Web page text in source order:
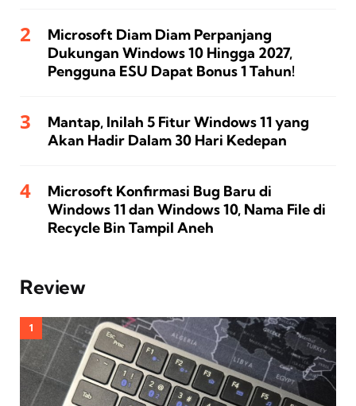
Microsoft Diam Diam Perpanjang
Dukungan Windows 10 Hingga 2027,
Pengguna ESU Dapat Bonus 1 Tahun!
Mantap, Inilah 5 Fitur Windows 11 yang
Akan Hadir Dalam 30 Hari Kedepan
Microsoft Konfirmasi Bug Baru di
Windows 11 dan Windows 10, Nama File di
Recycle Bin Tampil Aneh
Review